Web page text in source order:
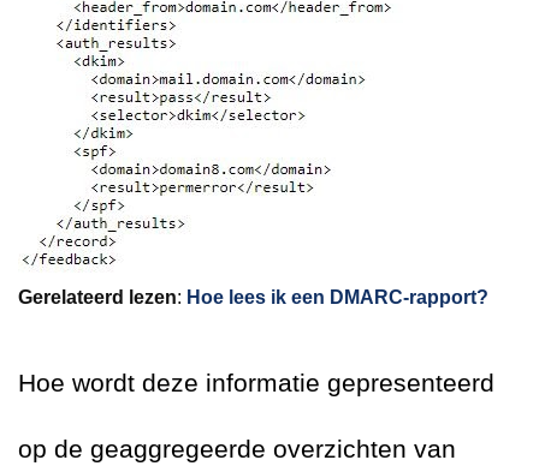
Gerelateerd lezen: Hoe lees ik een DMARC-rapport?
Hoe wordt deze informatie gepresenteerd
op de geaggregeerde overzichten van